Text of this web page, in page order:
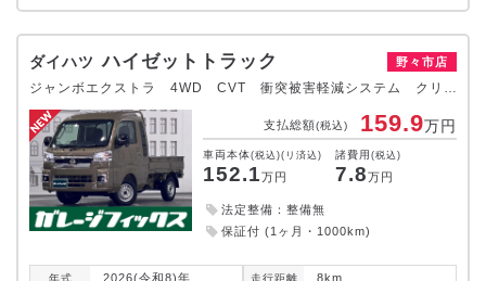
ダイハツ ハイゼットトラック 野々市店
ジャンボエクストラ 4WD CVT 衝突被害軽減システム クリアランスソナー スマートキー アイドリングストップ 電動格納ミラー オートライト ABS ESC エアコン パワーステアリング パワーウィンドウ
支払総額(税込) 159.9万円
車両本体(税込)(リ済込)
152.1万円
諸費用(税込)
7.8万円
法定整備：整備無
保証付 (1ヶ月・1000km)
年式 2026(令和8)年 走行距離 8km